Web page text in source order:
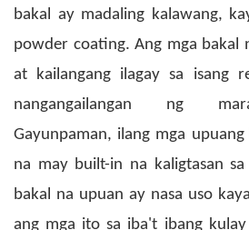
bakal ay madaling kalawang,
powder coating. Ang mga bakal
at kailangang ilagay sa isang
nangangailangan ng
Gayunpaman, ilang mga
na may built-in na kaligtasan
bakal na upuan ay nasa uso
ang mga ito sa iba't ibang